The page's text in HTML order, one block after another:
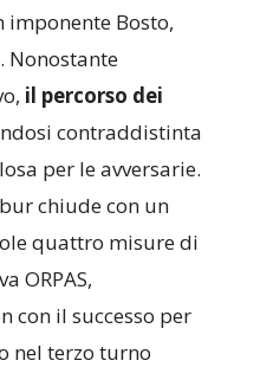
imponente Bosto,
Nonostante
il percorso dei
contraddistinta
per le avversarie.
chiude con un
quattro misure di
ORPAS,
con il successo per
nel terzo turno